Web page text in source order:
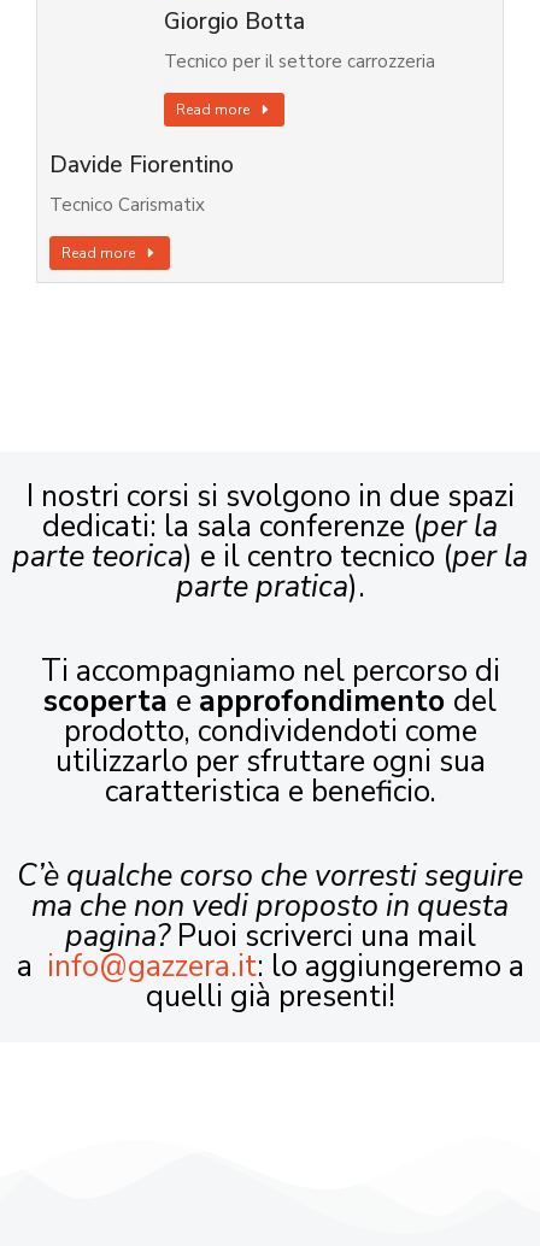
Giorgio Botta
Tecnico per il settore carrozzeria
Read more
Davide Fiorentino
Tecnico Carismatix
Read more
I nostri corsi si svolgono in due spazi
dedicati: la sala conferenze (per la
parte teorica) e il centro tecnico (per la
parte pratica).
Ti accompagniamo nel percorso di
scoperta e approfondimento del
prodotto, condividendoti come
utilizzarlo per sfruttare ogni sua
caratteristica e beneficio.
C’è qualche corso che vorresti seguire
ma che non vedi proposto in questa
pagina?Puoi scriverci una mail
a info@gazzera.it: lo aggiungeremo a
quelli già presenti!